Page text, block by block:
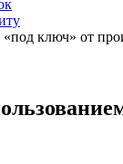
ключ» от